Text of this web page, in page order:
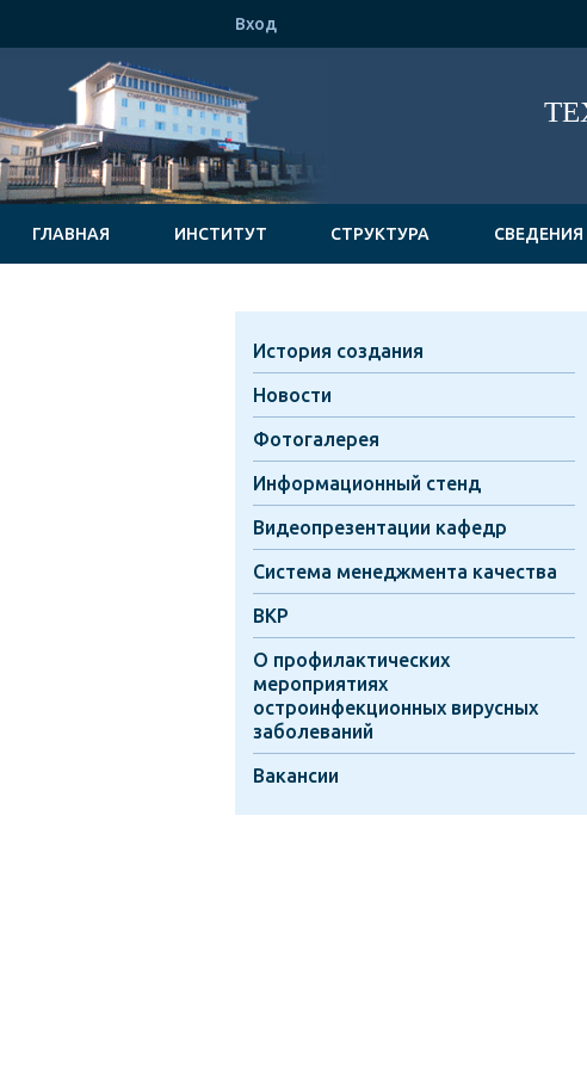
Вход
ГЛАВНАЯ ИНСТИТУТ СТРУКТУРА
История создания
Новости
Фотогалерея
Информационный стенд
Видеопрезентации кафедр
Система менеджмента качества
ВКР
О профилактических
мероприятиях
остроинфекционных вирусных
заболеваний
Вакансии